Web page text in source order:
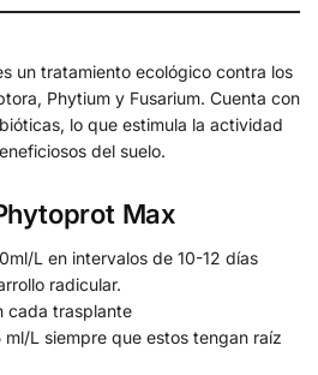
un tratamiento ecológico contra los
Phytium y Fusarium. Cuenta con
lo que estimula la actividad
del suelo.
Max
L en intervalos de 10-12 días
radicular.
cada trasplante
ml/L siempre que estos tengan raíz